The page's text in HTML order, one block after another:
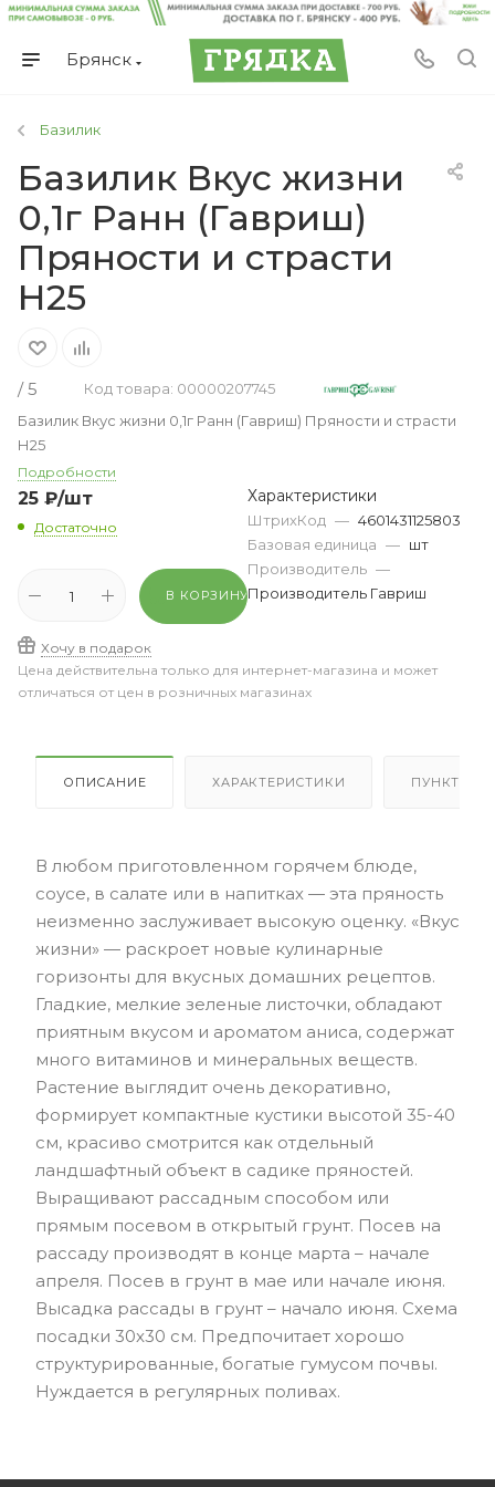
Брянск
Базилик
Базилик Вкус жизни
0,1г Ранн (Гавриш)
Пряности и страсти
Н25
/ 5
Код товара: 00000207745
Базилик Вкус жизни 0,1г Ранн (Гавриш) Пряности и страсти
Н25
Подробности
25 ₽/шт
Достаточно
В КОРЗИНУ
Хочу в подарок
Характеристики
ШтрихКод — 4601431125803
Базовая единица — шт
Производитель —
Производитель Гавриш
Цена действительна только для интернет-магазина и может
отличаться от цен в розничных магазинах
ОПИСАНИЕ ХАРАКТЕРИСТИКИ ПУНКТЫ
В любом приготовленном горячем блюде,
соусе, в салате или в напитках — эта пряность
неизменно заслуживает высокую оценку. «Вкус
жизни» — раскроет новые кулинарные
горизонты для вкусных домашних рецептов.
Гладкие, мелкие зеленые листочки, обладают
приятным вкусом и ароматом аниса, содержат
много витаминов и минеральных веществ.
Растение выглядит очень декоративно,
формирует компактные кустики высотой 35-40
см, красиво смотрится как отдельный
ландшафтный объект в садике пряностей.
Выращивают рассадным способом или
прямым посевом в открытый грунт. Посев на
рассаду производят в конце марта – начале
апреля. Посев в грунт в мае или начале июня.
Высадка рассады в грунт – начало июня. Схема
посадки 30x30 см. Предпочитает хорошо
структурированные, богатые гумусом почвы.
Нуждается в регулярных поливах.